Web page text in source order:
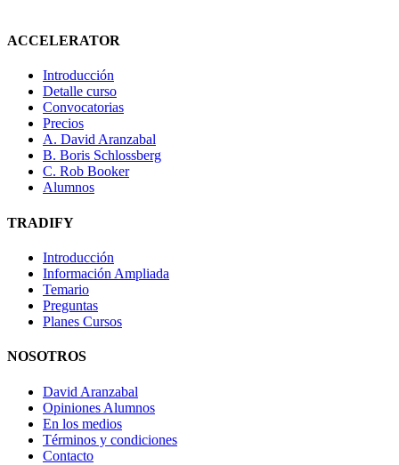
ACCELERATOR
Introducción
Detalle curso
Convocatorias
Precios
A. David Aranzabal
B. Boris Schlossberg
C. Rob Booker
Alumnos
TRADIFY
Introducción
Información Ampliada
Temario
Preguntas
Planes Cursos
NOSOTROS
David Aranzabal
Opiniones Alumnos
En los medios
Términos y condiciones
Contacto